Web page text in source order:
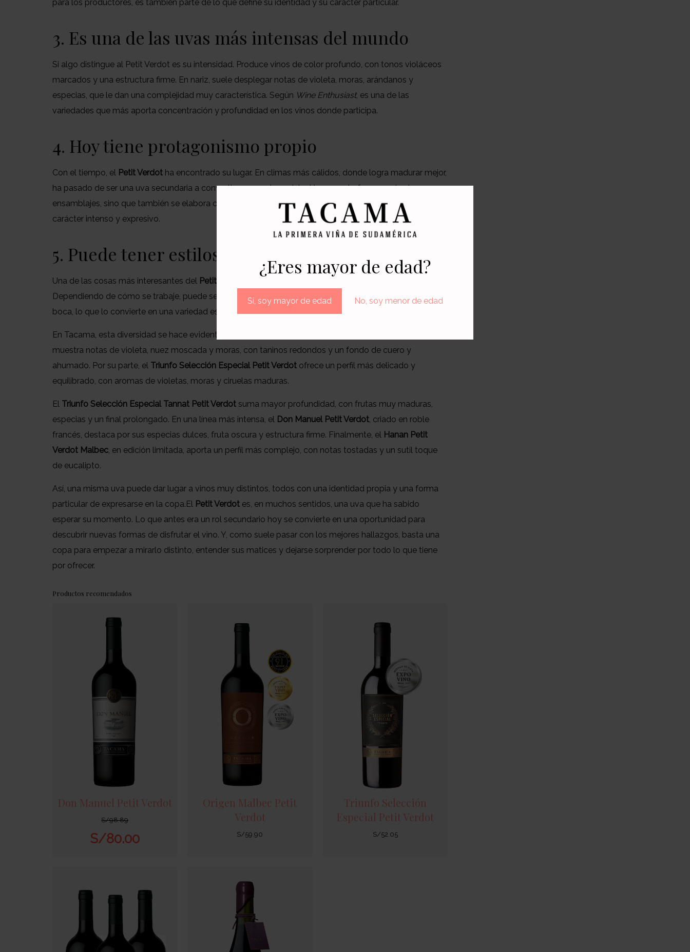
¿Eres mayor de edad?
Sí, soy mayor de edad No, soy menor de edad
para los productores, es también parte de lo que define su identidad y su carácter particular.
3. Es una de las uvas más intensas del mundo
Si algo distingue al Petit Verdot es su intensidad. Produce vinos de color profundo, con tonos violáceos
marcados y una estructura firme. En nariz, suele desplegar notas de violeta, moras, arándanos y
especias, que le dan una complejidad muy característica. Según Wine Enthusiast, es una de las
variedades que más aporta concentración y profundidad en los vinos donde participa.
4. Hoy tiene protagonismo propio
Con el tiempo, el Petit Verdot ha encontrado su lugar. En climas más cálidos, donde logra madurar mejor,
ha pasado de ser una uva secundaria a convertirse en protagonista. Hoy no solo forma parte de
ensamblajes, sino que también se elabora como varietal, permitiendo apreciar con mayor claridad su
carácter intenso y expresivo.
5. Puede tener estilos muy distintos
Una de las cosas más interesantes del Petit Verdot
Dependiendo de cómo se trabaje, puede ser más estructurado, más elegante o incluso más amable en
boca, lo que lo convierte en una variedad especialmente versátil.
En Tacama, esta diversidad se hace evidente en distintas propuestas. El
muestra notas de violeta, nuez moscada y moras, con taninos redondos y un fondo de cuero y
ahumado. Por su parte, el Triunfo Selección Especial Petit Verdot ofrece un perfil más delicado y
equilibrado, con aromas de violetas, moras y ciruelas maduras.
El Triunfo Selección Especial Tannat Petit Verdot suma mayor profundidad, con frutas muy maduras,
especias y un final prolongado. En una línea más intensa, el Don Manuel Petit Verdot, criado en roble
francés, destaca por sus especias dulces, fruta oscura y estructura firme. Finalmente, el Hanan Petit
Verdot Malbec, en edición limitada, aporta un perfil más complejo, con notas tostadas y un sutil toque
de eucalipto.
Así, una misma uva puede dar lugar a vinos muy distintos, todos con una identidad propia y una forma
particular de expresarse en la copa.El Petit Verdot es, en muchos sentidos, una uva que ha sabido
esperar su momento. Lo que antes era un rol secundario hoy se convierte en una oportunidad para
descubrir nuevas formas de disfrutar el vino. Y, como suele pasar con los mejores hallazgos, basta una
copa para empezar a mirarlo distinto, entender sus matices y dejarse sorprender por todo lo que tiene
por ofrecer.
Productos recomendados
Don Manuel Petit Verdot
S/98.89
S/80.00
Origen Malbec Petit
Verdot
S/59.90
Triunfo Selección
Especial Petit Verdot
S/52.05